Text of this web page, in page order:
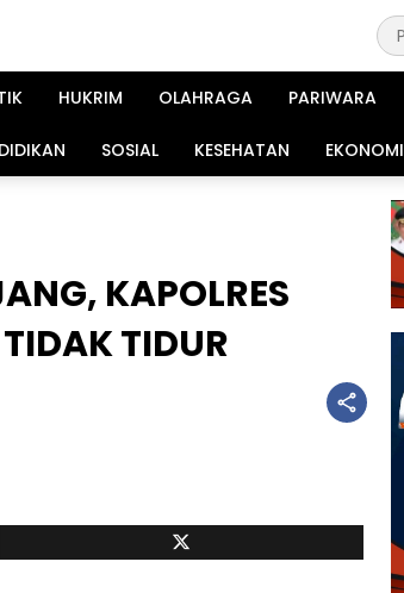
HUKRIM OLAHRAGA PARIWARA
SOSIAL KESEHATAN EKONOMI
KAPOLRES
TIDUR